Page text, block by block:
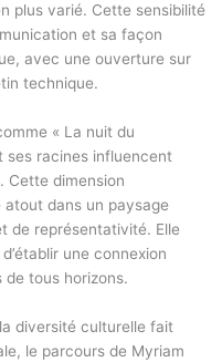
plus varié. Cette sensibilité
et sa façon
avec une ouverture sur
technique.
« La nuit du
ses racines influencent
Cette dimension
dans un paysage
de représentativité. Elle
une connexion
tous horizons.
diversité culturelle fait
le parcours de Myriam